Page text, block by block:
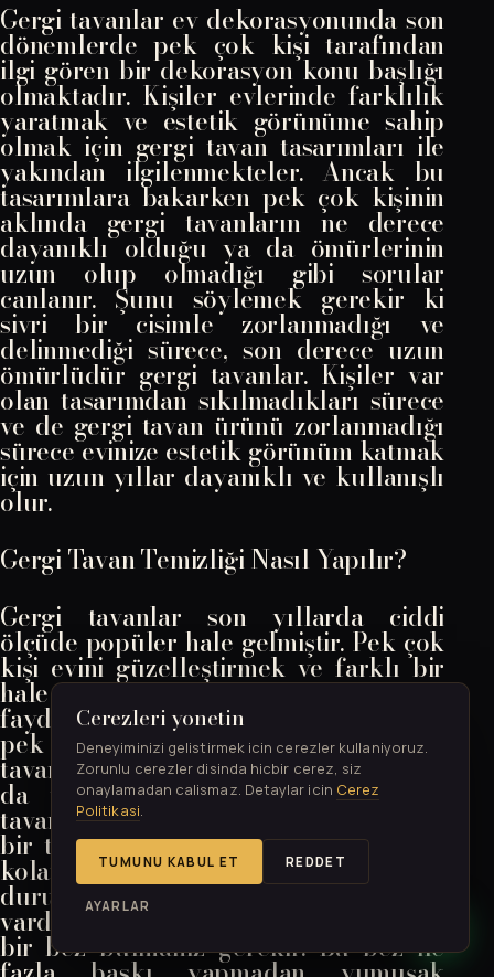
Gergi tavanlar ev dekorasyonunda son
dönemlerde pek çok kişi tarafından
ilgi gören bir dekorasyon konu başlığı
olmaktadır. Kişiler evlerinde farklılık
yaratmak ve estetik görünüme sahip
olmak için gergi tavan tasarımları ile
yakından ilgilenmekteler. Ancak bu
tasarımlara bakarken pek çok kişinin
aklında gergi tavanların ne derece
dayanıklı olduğu ya da ömürlerinin
uzun olup olmadığı gibi sorular
canlanır. Şunu söylemek gerekir ki
sivri bir cisimle zorlanmadığı ve
delinmediği sürece, son derece uzun
ömürlüdür gergi tavanlar. Kişiler var
olan tasarımdan sıkılmadıkları sürece
ve de gergi tavan ürünü zorlanmadığı
sürece evinize estetik görünüm katmak
için uzun yıllar dayanıklı ve kullanışlı
olur.
Gergi Tavan Temizliği Nasıl Yapılır?
Gergi tavanlar son yıllarda ciddi
ölçüde popüler hale gelmiştir. Pek çok
kişi evini güzelleştirmek ve farklı bir
hale getirmek için bu üründen
faydalanma yoluna gitmektedir. Ancak
pek çok kişinin kafasında bu gergi
tavanların nasıl temizlendiği soruları
da yer etmektedir. Oysa bu gergi
tavanların en önemli özelliklerinden
bir tanesi, leke tutmamalarıdır. Kolay
kolay kirlenmezler. Kirlenme gibi bir
durumda ise oldukça basit bir yöntemi
vardır. Öncelik ile nemli ve yumuşak
bir bez bulmanız gerekir. Bu bez ile
Cerezleri yonetin
Deneyiminizi gelistirmek icin cerezler kullaniyoruz.
Zorunlu cerezler disinda hicbir cerez, siz
onaylamadan calismaz. Detaylar icin Cerez
Politikasi.
TUMUNU KABUL ET REDDET
AYARLAR